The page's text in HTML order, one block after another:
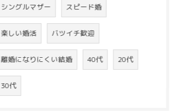
シングルマザー スピード婚
楽しい婚活 バツイチ歓迎
離婚になりにくい結婚 40代 20代
30代